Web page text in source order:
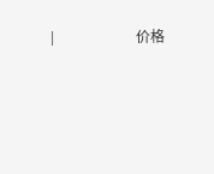
价格